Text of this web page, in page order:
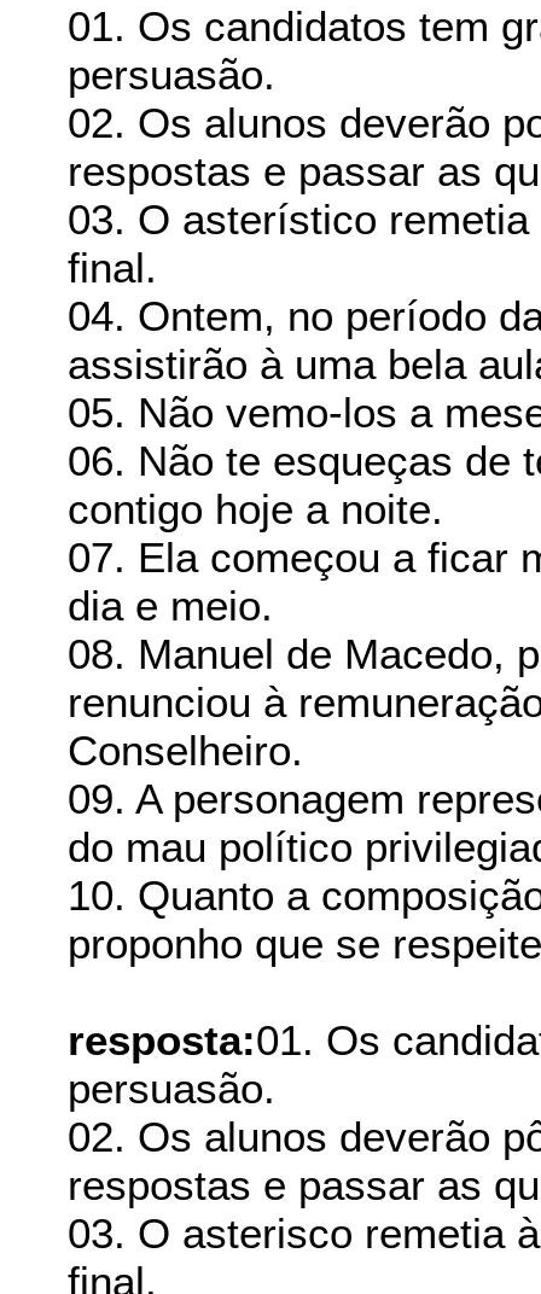
01. Os candidatos tem
persuasão.
02. Os alunos deverão
respostas e passar as
03. O asterístico
final.
04. Ontem, no período
assistirão à uma bela
05. Não vemo-los a
06. Não te esqueças de
contigo hoje a noite.
07. Ela começou a ficar
dia e meio.
08. Manuel de Macedo,
renunciou à
Conselheiro.
09. A personagem
do mau político
10. Quanto a
proponho que se
resposta:01. Os
persuasão.
02. Os alunos deverão
respostas e passar as
03. O asterisco remetia
final.